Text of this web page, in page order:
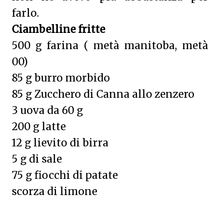
farlo.
Ciambelline fritte
500 g farina ( metà manitoba, metà
00)
85 g burro morbido
85 g Zucchero di Canna allo zenzero
3 uova da 60 g
200 g latte
12 g lievito di birra
5 g di sale
75 g fiocchi di patate
scorza di limone